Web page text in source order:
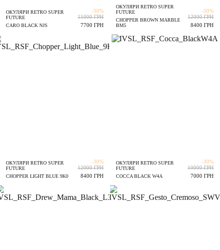
ОКУЛЯРИ RETRO SUPER
FUTURE
CARO BLACK NJS
11000 ГРН
-30%
7700 ГРН
ОКУЛЯРИ RETRO SUPER
FUTURE
CHOPPER BROWN MARBLE
BM5
12000 ГРН
-30%
8400 ГРН
ОКУЛЯРИ RETRO SUPER
FUTURE
CHOPPER LIGHT BLUE 9K0
12000 ГРН
-30%
8400 ГРН
ОКУЛЯРИ RETRO SUPER
FUTURE
COCCA BLACK W4A
10000 ГРН
-30%
7000 ГРН